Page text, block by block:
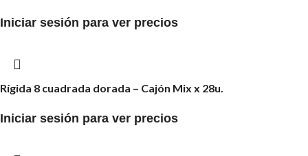
Iniciar sesión para ver precios
Rígida 8 cuadrada dorada – Cajón Mix x 28u.
Iniciar sesión para ver precios